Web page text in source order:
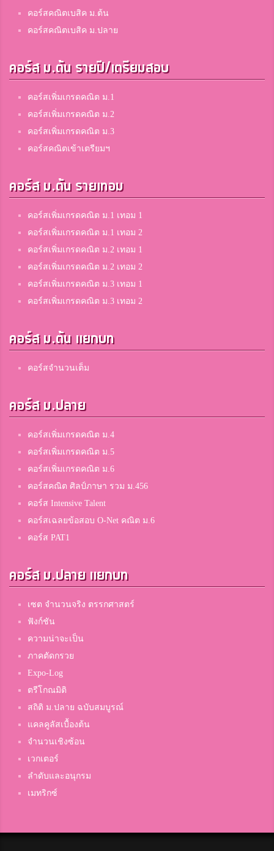
คอร์สคณิตเบสิค ม.ต้น
คอร์สคณิตเบสิค ม.ปลาย
คอร์ส ม.ต้น รายปี/เตรียมสอบ
คอร์สเพิ่มเกรดคณิต ม.1
คอร์สเพิ่มเกรดคณิต ม.2
คอร์สเพิ่มเกรดคณิต ม.3
คอร์สคณิตเข้าเตรียมฯ
คอร์ส ม.ต้น รายเทอม
คอร์สเพิ่มเกรดคณิต ม.1 เทอม 1
คอร์สเพิ่มเกรดคณิต ม.1 เทอม 2
คอร์สเพิ่มเกรดคณิต ม.2 เทอม 1
คอร์สเพิ่มเกรดคณิต ม.2 เทอม 2
คอร์สเพิ่มเกรดคณิต ม.3 เทอม 1
คอร์สเพิ่มเกรดคณิต ม.3 เทอม 2
คอร์ส ม.ต้น แยกบท
คอร์สจำนวนเต็ม
คอร์ส ม.ปลาย
คอร์สเพิ่มเกรดคณิต ม.4
คอร์สเพิ่มเกรดคณิต ม.5
คอร์สเพิ่มเกรดคณิต ม.6
คอร์สคณิต ศิลป์ภาษา รวม ม.456
คอร์ส Intensive Talent
คอร์สเฉลยข้อสอบ O-Net คณิต ม.6
คอร์ส PAT1
คอร์ส ม.ปลาย แยกบท
เซต จำนวนจริง ตรรกศาสตร์
ฟังก์ชัน
ความน่าจะเป็น
ภาคตัดกรวย
Expo-Log
ตรีโกณมิติ
สถิติ ม.ปลาย ฉบับสมบูรณ์
แคลคูลัสเบื้องต้น
จำนวนเชิงซ้อน
เวกเตอร์
ลำดับและอนุกรม
เมทริกซ์